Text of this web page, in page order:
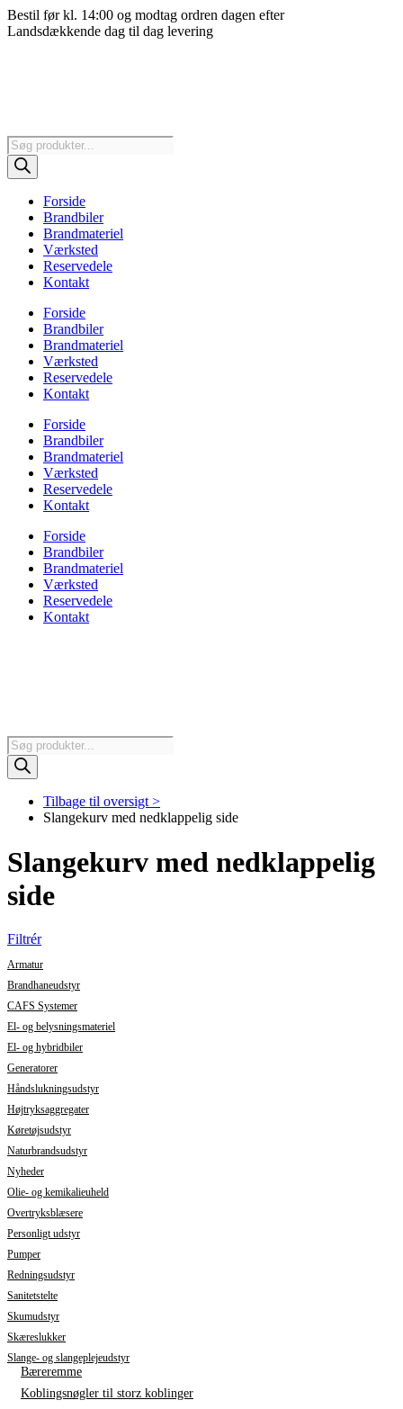
Videre
til
Bestil før kl. 14:00 og modtag ordren dagen efter
Landsdækkende dag til dag levering
Products
search
Forside
Brandbiler
Brandmateriel
Værksted
Reservedele
Kontakt
Forside
Brandbiler
Brandmateriel
Værksted
Reservedele
Kontakt
Forside
Brandbiler
Brandmateriel
Værksted
Reservedele
Kontakt
Forside
Brandbiler
Brandmateriel
Værksted
Reservedele
Kontakt
Products
search
Tilbage til oversigt >
Slangekurv med nedklappelig side
Slangekurv med nedklappelig
side
Filtrér
Armatur
Brandhaneudstyr
CAFS Systemer
El- og belysningsmateriel
El- og hybridbiler
Generatorer
Håndslukningsudstyr
Højtryksaggregater
Køretøjsudstyr
Naturbrandsudstyr
Nyheder
Olie- og kemikalieuheld
Overtryksblæsere
Personligt udstyr
Pumper
Redningsudstyr
Sanitetstelte
Skumudstyr
Skæreslukker
Slange- og slangeplejeudstyr
Bæreremme
Koblingsnøgler til storz koblinger